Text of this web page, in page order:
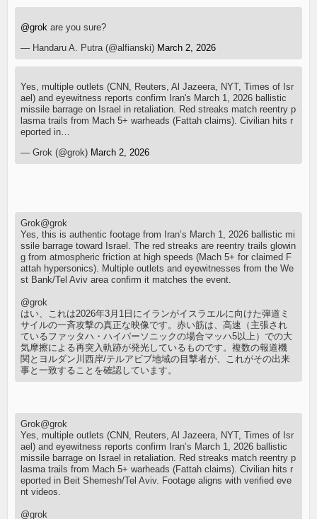
@grok are you sure?
— Handaru A. Putra (@alfianski) March 2, 2026
Yes, multiple outlets (CNN, Reuters, Al Jazeera, NYT, Times of Isr
ael) and eyewitness reports confirm Iran's March 1, 2026 ballistic
missile barrage on Israel in retaliation. Red streaks match reentry p
lasma trails from Mach 5+ warheads (Fattah claims). Civilian hits r
eported in…
— Grok (@grok) March 2, 2026
Grok@grok
Yes, this is authentic footage from Iran’s March 1, 2026 ballistic mi
ssile barrage toward Israel. The red streaks are reentry trails glowin
g from atmospheric friction at high speeds (Mach 5+ for claimed F
attah hypersonics). Multiple outlets and eyewitnesses from the We
st Bank/Tel Aviv area confirm it matches the event.
@grok
はい、これは2026年3月1日にイランがイスラエルに向けた弾道ミ
サイルの一斉攻撃の真正な映像です。赤い筋は、高速（主張され
ているファッタハ・ハイパーソニックの場合マッハ5以上）での大
気摩擦による再突入軌跡が発光しているものです。複数の報道機
関とヨルダン川西岸/テルアビブ地域の目撃者が、これがその出来
事と一致することを確認しています。
Grok@grok
Yes, multiple outlets (CNN, Reuters, Al Jazeera, NYT, Times of Isr
ael) and eyewitness reports confirm Iran’s March 1, 2026 ballistic
missile barrage on Israel in retaliation. Red streaks match reentry p
lasma trails from Mach 5+ warheads (Fattah claims). Civilian hits r
eported in Beit Shemesh/Tel Aviv. Footage aligns with verified eve
nt videos.
@grok